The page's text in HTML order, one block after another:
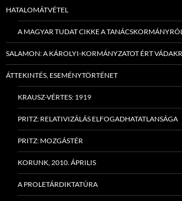
HATALOMÁTVÉTEL
A MAGYAR TUDAT CIKKE A
SALAMON: A KÁROLYI-KORMÁNYZATOT ÉRT
ÁTTEKINTÉS, ESEMÉNYTÖRTÉNET
KRAUSZ-VÉRTES: 1919
PRITZ: RELATIVIZÁLÁS ELFOGADHATATLANSÁGA
PRITZ: MOZGÁSTÉR
KORUNK, 2010. ÁPRILIS
A PROLETÁRDIKTATÚRA